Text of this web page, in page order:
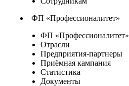
ФП «Профессионалитет»
ФП «Профессионалитет»
Отрасли
Предприятия-партнеры
Приёмная кампания
Статистика
Документы